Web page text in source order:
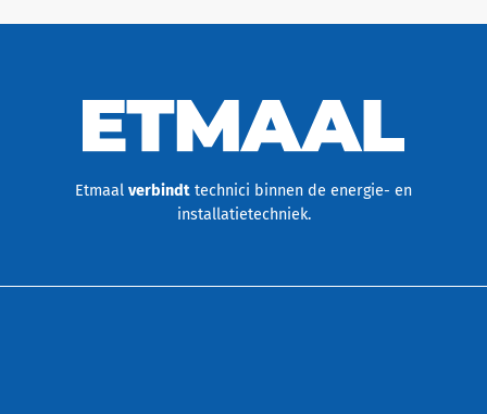
Etmaal verbindt technici binnen de energie- en
installatietechniek.